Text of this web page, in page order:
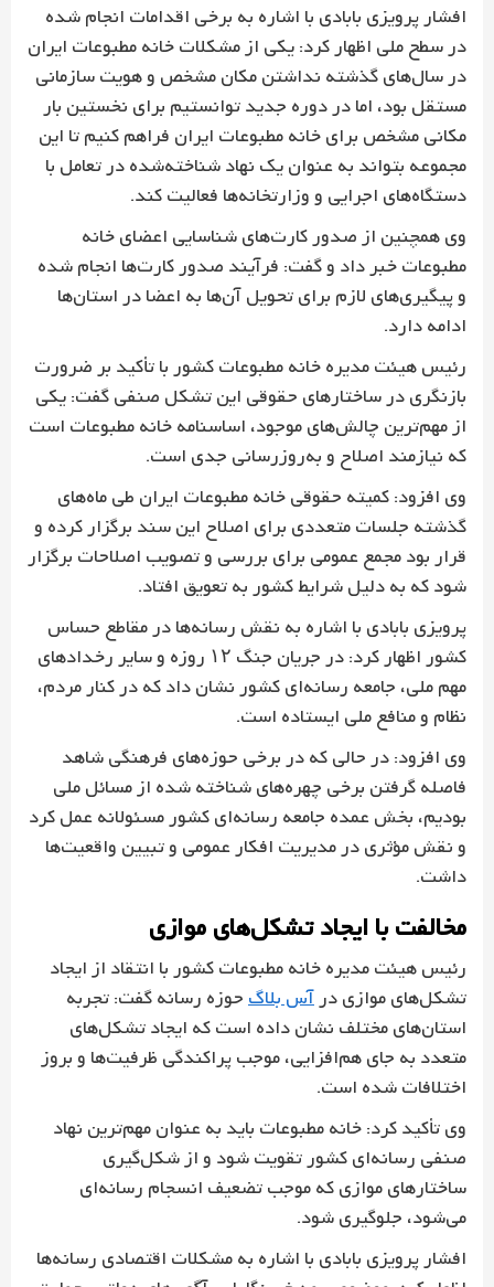
افشار پرویزی بابادی با اشاره به برخی اقدامات انجام شده
در سطح ملی اظهار کرد: یکی از مشکلات خانه مطبوعات ایران
در سال‌های گذشته نداشتن مکان مشخص و هویت سازمانی
مستقل بود، اما در دوره جدید توانستیم برای نخستین بار
مکانی مشخص برای خانه مطبوعات ایران فراهم کنیم تا این
مجموعه بتواند به عنوان یک نهاد شناخته‌شده در تعامل با
دستگاه‌های اجرایی و وزارتخانه‌ها فعالیت کند.
وی همچنین از صدور کارت‌های شناسایی اعضای خانه
مطبوعات خبر داد و گفت: فرآیند صدور کارت‌ها انجام شده
و پیگیری‌های لازم برای تحویل آن‌ها به اعضا در استان‌ها
ادامه دارد.
رئیس هیئت مدیره خانه مطبوعات کشور با تأکید بر ضرورت
بازنگری در ساختارهای حقوقی این تشکل صنفی گفت: یکی
از مهم‌ترین چالش‌های موجود، اساسنامه خانه مطبوعات است
که نیازمند اصلاح و به‌روزرسانی جدی است.
وی افزود: کمیته حقوقی خانه مطبوعات ایران طی ماه‌های
گذشته جلسات متعددی برای اصلاح این سند برگزار کرده و
قرار بود مجمع عمومی برای بررسی و تصویب اصلاحات برگزار
شود که به دلیل شرایط کشور به تعویق افتاد.
پرویزی بابادی با اشاره به نقش رسانه‌ها در مقاطع حساس
کشور اظهار کرد: در جریان جنگ ۱۲ روزه و سایر رخدادهای
مهم ملی، جامعه رسانه‌ای کشور نشان داد که در کنار مردم،
نظام و منافع ملی ایستاده است.
وی افزود: در حالی که در برخی حوزه‌های فرهنگی شاهد
فاصله گرفتن برخی چهره‌های شناخته شده از مسائل ملی
بودیم، بخش عمده جامعه رسانه‌ای کشور مسئولانه عمل کرد
و نقش مؤثری در مدیریت افکار عمومی و تبیین واقعیت‌ها
داشت.
مخالفت با ایجاد تشکل‌های موازی
رئیس هیئت مدیره خانه مطبوعات کشور با انتقاد از ایجاد
تشکل‌های موازی درآس بلاگحوزه رسانه گفت: تجربه
استان‌های مختلف نشان داده است که ایجاد تشکل‌های
متعدد به جای هم‌افزایی، موجب پراکندگی ظرفیت‌ها و بروز
اختلافات شده است.
وی تأکید کرد: خانه مطبوعات باید به عنوان مهم‌ترین نهاد
صنفی رسانه‌ای کشور تقویت شود و از شکل‌گیری
ساختارهای موازی که موجب تضعیف انسجام رسانه‌ای
می‌شود، جلوگیری شود.
افشار پرویزی بابادی با اشاره به مشکلات اقتصادی رسانه‌ها